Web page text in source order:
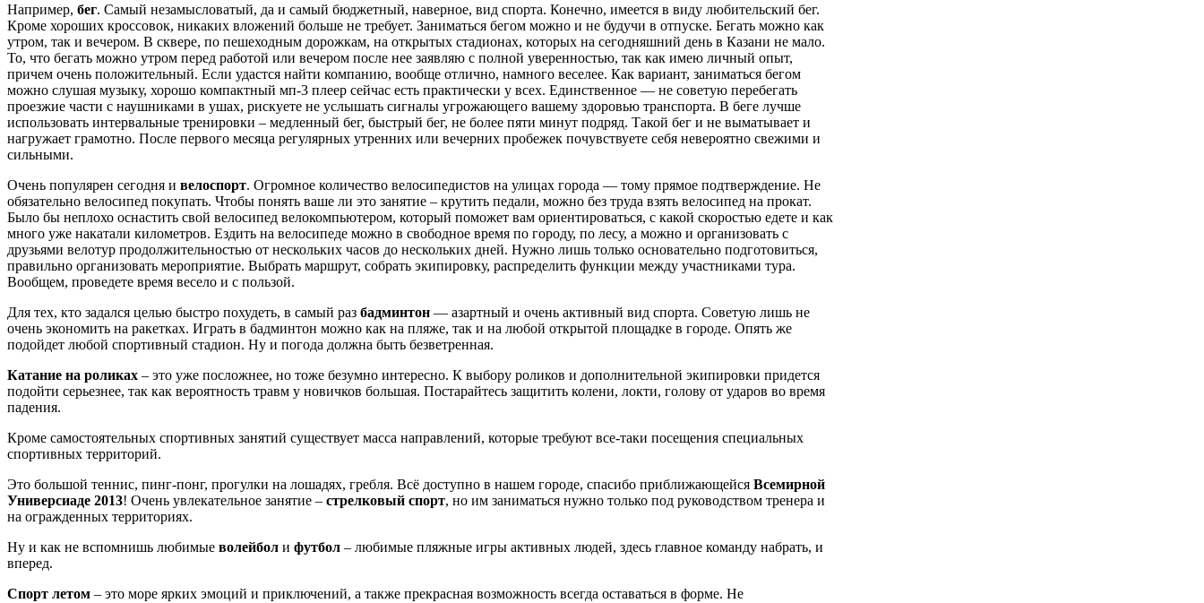
Например, бег. Самый незамысловатый, да и самый бюджетный, наверное, вид спорта. Конечно, имеется в виду любительский бег.
Кроме хороших кроссовок, никаких вложений больше не требует. Заниматься бегом можно и не будучи в отпуске. Бегать можно как
утром, так и вечером. В сквере, по пешеходным дорожкам, на открытых стадионах, которых на сегодняшний день в Казани не мало.
То, что бегать можно утром перед работой или вечером после нее заявляю с полной уверенностью, так как имею личный опыт,
причем очень положительный. Если удастся найти компанию, вообще отлично, намного веселее. Как вариант, заниматься бегом
можно слушая музыку, хорошо компактный мп-3 плеер сейчас есть практически у всех. Единственное — не советую перебегать
проезжие части с наушниками в ушах, рискуете не услышать сигналы угрожающего вашему здоровью транспорта. В беге лучше
использовать интервальные тренировки – медленный бег, быстрый бег, не более пяти минут подряд. Такой бег и не выматывает и
нагружает грамотно. После первого месяца регулярных утренних или вечерних пробежек почувствуете себя невероятно свежими и
сильными.
Очень популярен сегодня и велоспорт. Огромное количество велосипедистов на улицах города — тому прямое подтверждение. Не
обязательно велосипед покупать. Чтобы понять ваше ли это занятие – крутить педали, можно без труда взять велосипед на прокат.
Было бы неплохо оснастить свой велосипед велокомпьютером, который поможет вам ориентироваться, с какой скоростью едете и как
много уже накатали километров. Ездить на велосипеде можно в свободное время по городу, по лесу, а можно и организовать с
друзьями велотур продолжительностью от нескольких часов до нескольких дней. Нужно лишь только основательно подготовиться,
правильно организовать мероприятие. Выбрать маршрут, собрать экипировку, распределить функции между участниками тура.
Вообщем, проведете время весело и с пользой.
Для тех, кто задался целью быстро похудеть, в самый раз бадминтон — азартный и очень активный вид спорта. Советую лишь не
очень экономить на ракетках. Играть в бадминтон можно как на пляже, так и на любой открытой площадке в городе. Опять же
подойдет любой спортивный стадион. Ну и погода должна быть безветренная.
Катание на роликах – это уже посложнее, но тоже безумно интересно. К выбору роликов и дополнительной экипировки придется
подойти серьезнее, так как вероятность травм у новичков большая. Постарайтесь защитить колени, локти, голову от ударов во время
падения.
Кроме самостоятельных спортивных занятий существует масса направлений, которые требуют все-таки посещения специальных
спортивных территорий.
Это большой теннис, пинг-понг, прогулки на лошадях, гребля. Всё доступно в нашем городе, спасибо приближающейся Всемирной
Универсиаде 2013! Очень увлекательное занятие – стрелковый спорт, но им заниматься нужно только под руководством тренера и
на огражденных территориях.
Ну и как не вспомнишь любимые волейбол и футбол – любимые пляжные игры активных людей, здесь главное команду набрать, и
вперед.
Спорт летом – это море ярких эмоций и приключений, а также прекрасная возможность всегда оставаться в форме. Не